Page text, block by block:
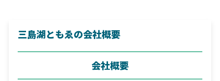
三島湖ともゑの会社概要
会社概要